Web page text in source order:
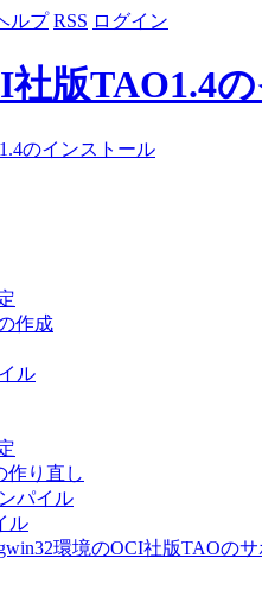
ルプ RSS ログイン
版TAO1.4
のインストール
作成
ル
作り直し
パイル
ル
環境のOCI社版TAOのサ